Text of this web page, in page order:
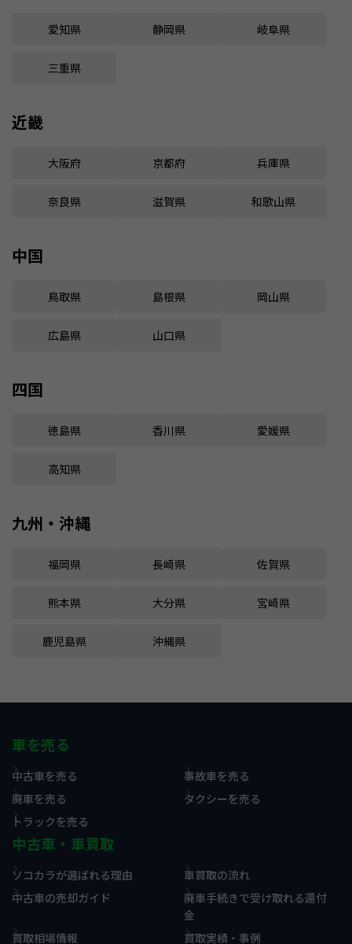
愛知県 静岡県 岐阜県
三重県
近畿
大阪府 京都府 兵庫県
奈良県 滋賀県 和歌山県
中国
鳥取県 島根県 岡山県
広島県 山口県
四国
徳島県 香川県 愛媛県
高知県
九州・沖縄
福岡県 長崎県 佐賀県
熊本県 大分県 宮崎県
鹿児島県 沖縄県
車を売る
中古車を売る
事故車を売る
廃車を売る
タクシーを売る
トラックを売る
中古車・車買取
ソコカラが選ばれる理由
車買取の流れ
中古車の売却ガイド
廃車手続きで受け取れる還付
金
買取相場情報
買取実績・事例